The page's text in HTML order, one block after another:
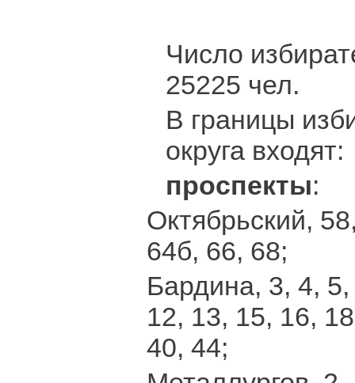
Число
25225 чел.
В границы
округа входят:
проспекты:
Октябрьский,
64б, 66, 68;
Бардина, 3, 4,
12, 13, 15, 16,
40, 44;